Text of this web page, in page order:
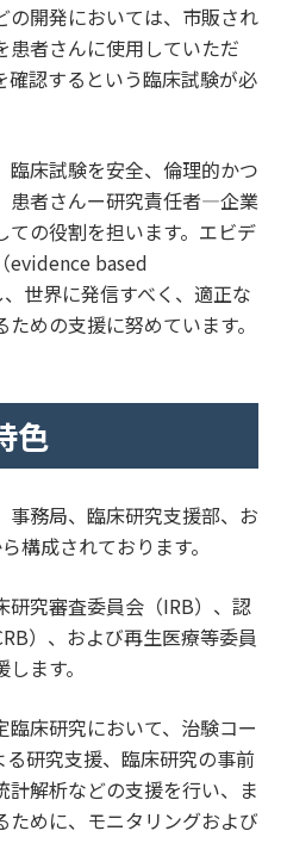
の開発においては、市販され
患者さんに使用していただ
確認するという臨床試験が必
床試験を安全、倫理的かつ
患者さんー研究責任者―企業
の役割を担います。エビデ
evidence based
世界に発信すべく、適正な
めの支援に努めています。
色
務局、臨床研究支援部、お
構成されております。
研究審査委員会（IRB）、認
）、および再生医療等委員
ます。
床研究において、治験コー
る研究支援、臨床研究の事前
解析などの支援を行い、ま
ために、モニタリングおよび